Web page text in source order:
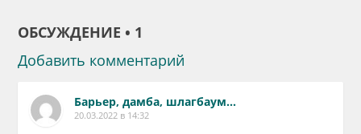
ОБСУЖДЕНИЕ • 1
Добавить комментарий
Барьер, дамба, шлагбаум…
20.03.2022 в 14:32